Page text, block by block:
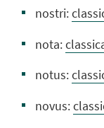
nostri:
nota:
notus:
novus: